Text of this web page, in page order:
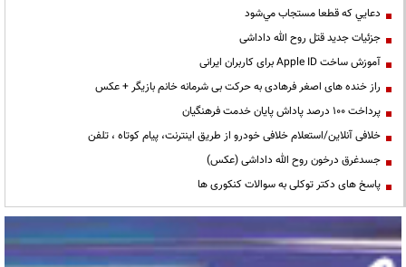
دعايي كه قطعا مستجاب مي‌شود
جزئیات جدید قتل روح الله داداشی
آموزش ساخت Apple ID برای کاربران ایرانی
راز خنده های اصغر فرهادی به حرکت بی شرمانه خانم بازیگر + عکس
پرداخت ۱۰۰ درصد پاداش پایان خدمت فرهنگیان
خلافی آنلاین/استعلام خلافی خودرو از طریق اینترنت، پیام کوتاه ، تلفن
جسدغرق درخون روح الله داداشی (عکس)
پاسخ های دکتر توکلی به سوالات کنکوری ها